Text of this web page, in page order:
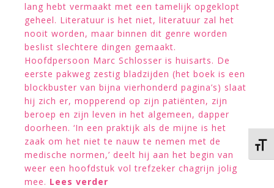
lang hebt vermaakt met een tamelijk opgeklopt
geheel. Literatuur is het niet, literatuur zal het
nooit worden, maar binnen dit genre worden
beslist slechtere dingen gemaakt.
Hoofdpersoon Marc Schlosser is huisarts. De
eerste pakweg zestig bladzijden (het boek is een
blockbuster van bijna vierhonderd pagina’s) slaat
hij zich er, mopperend op zijn patiënten, zijn
beroep en zijn leven in het algemeen, dapper
doorheen. ‘In een praktijk als de mijne is het
zaak om het niet te nauw te nemen met de
medische normen,’ deelt hij aan het begin van
weer een hoofdstuk vol trefzeker chagrijn jolig
mee. Lees verder